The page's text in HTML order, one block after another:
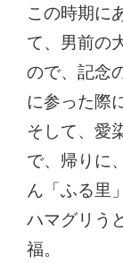
この時期に
て、男前の
ので、記念
に参った際
そして、愛
で、帰りに
ん「ふる里
ハマグリう
福。